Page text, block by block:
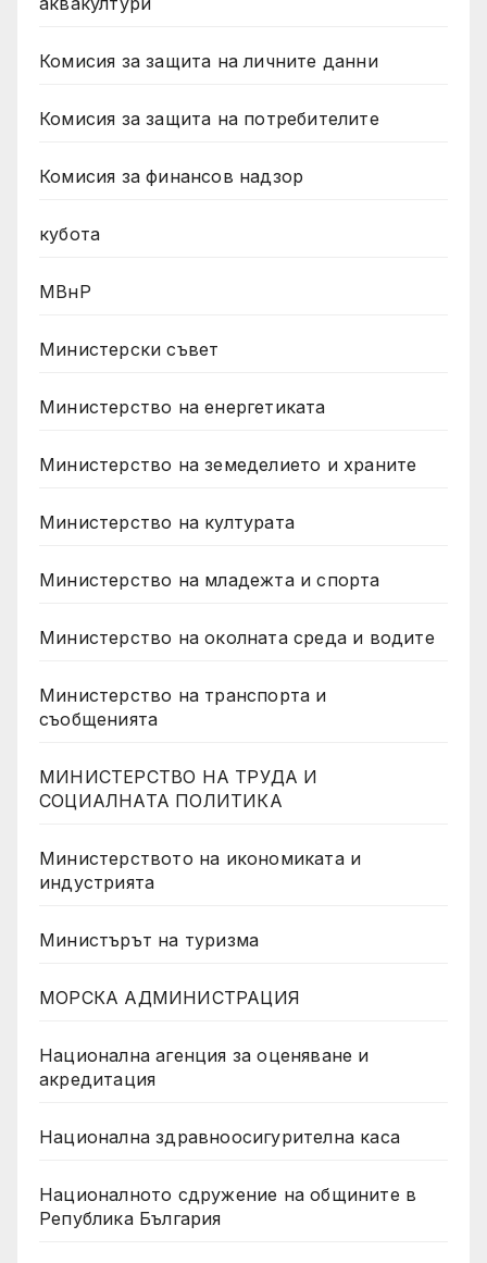
Комисия за защита на личните данни
Комисия за защита на потребителите
Комисия за финансов надзор
кубота
МВнР
Министерски съвет
Министерство на енергетиката
Министерство на земеделието и храните
Министерство на културата
Министерство на младежта и спорта
Министерство на околната среда и водите
Министерство на транспорта и
съобщенията
МИНИСТЕРСТВО НА ТРУДА И
СОЦИАЛНАТА ПОЛИТИКА
Министерството на икономиката и
индустрията
Министърът на туризма
МОРСКА АДМИНИСТРАЦИЯ
Национална агенция за оценяване и
акредитация
Национална здравноосигурителна каса
Националното сдружение на общините в
Република България